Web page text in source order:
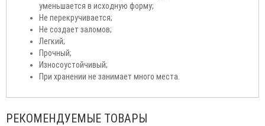
уменьшается в исходную форму;
Не перекручивается;
Не создает заломов;
Легкий;
Прочный;
Износоустойчивый;
При хранении не занимает много места.
РЕКОМЕНДУЕМЫЕ ТОВАРЫ